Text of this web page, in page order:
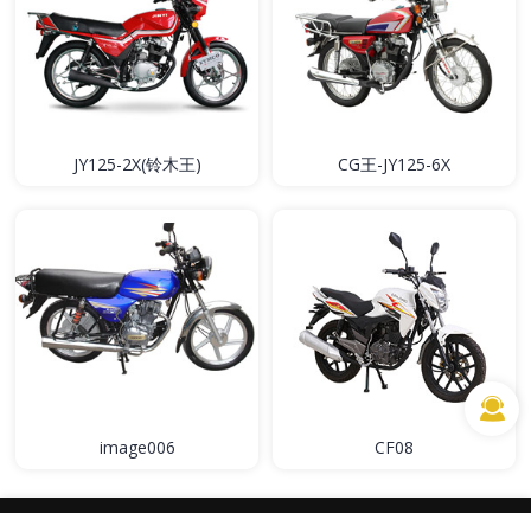
JY125-2X(铃木王) CG王-JY125-6X
image006 CF08